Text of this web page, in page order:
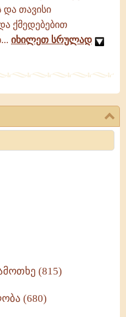
(815)
(680)
და თავისი
ქმედებებით
იხილეთ სრულად